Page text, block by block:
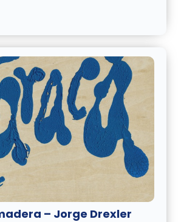
– Jorge Drexler